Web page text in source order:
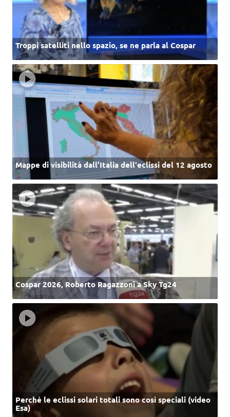
Troppi satelliti nello spazio, se ne parla al Cospar
Mappe di visibilità dall’Italia dell'eclissi del 12 agosto
Cospar 2026, Roberto Ragazzoni a Sky Tg24
Perché le eclissi solari totali sono così speciali (video
Esa)